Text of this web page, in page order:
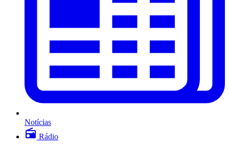
Notícias
Rádio